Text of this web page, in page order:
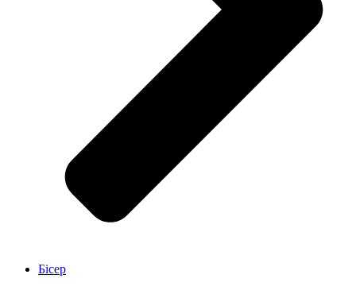
Бісер